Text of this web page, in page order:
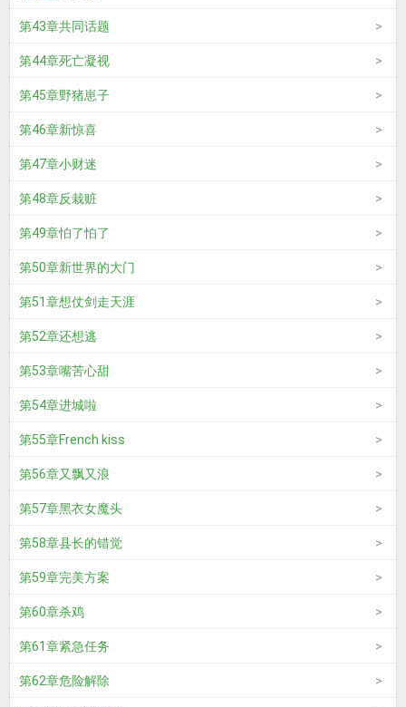
第43章共同话题
第44章死亡凝视
第45章野猪崽子
第46章新惊喜
第47章小财迷
第48章反栽赃
第49章怕了怕了
第50章新世界的大门
第51章想仗剑走天涯
第52章还想逃
第53章嘴苦心甜
第54章进城啦
第55章French kiss
第56章又飘又浪
第57章黑衣女魔头
第58章县长的错觉
第59章完美方案
第60章杀鸡
第61章紧急任务
第62章危险解除